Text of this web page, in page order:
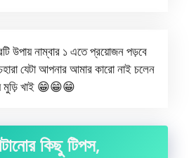
উপায় নাম্বার ১ এতে প্রয়োজন পড়বে
যেটা আপনার আমার কারো নাই চলেন
মুড়ি খাই 😁😁😁
কিছু টিপস,